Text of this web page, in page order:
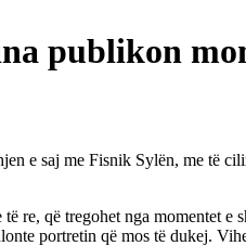
publikon
e saj me Fisnik Sylën, me të
re, që tregohet nga momentet
portretin që mos të dukej.